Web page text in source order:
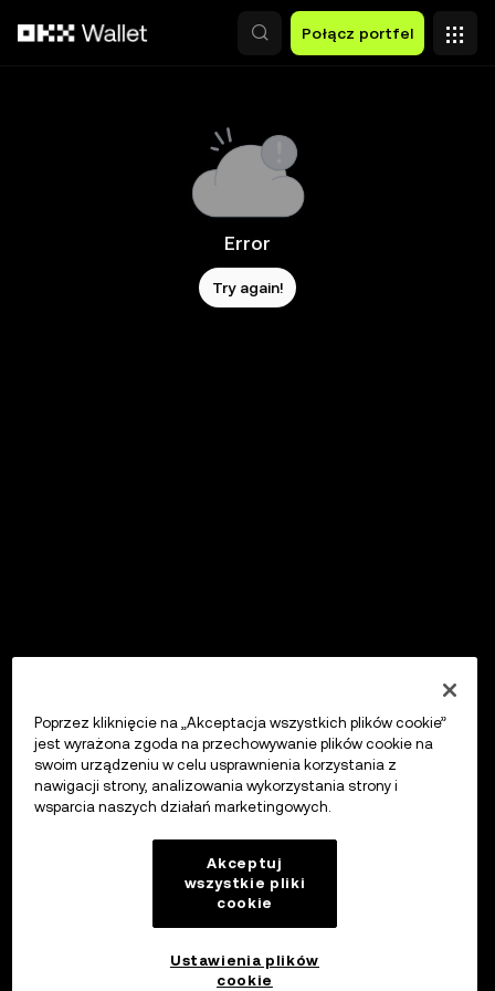
Połącz portfel
Error
Try again!
Poprzez kliknięcie na „Akceptacja wszystkich plików cookie”
jest wyrażona zgoda na przechowywanie plików cookie na
swoim urządzeniu w celu usprawnienia korzystania z
nawigacji strony, analizowania wykorzystania strony i
wsparcia naszych działań marketingowych.
Akceptuj
wszystkie pliki
cookie
Ustawienia plików
cookie